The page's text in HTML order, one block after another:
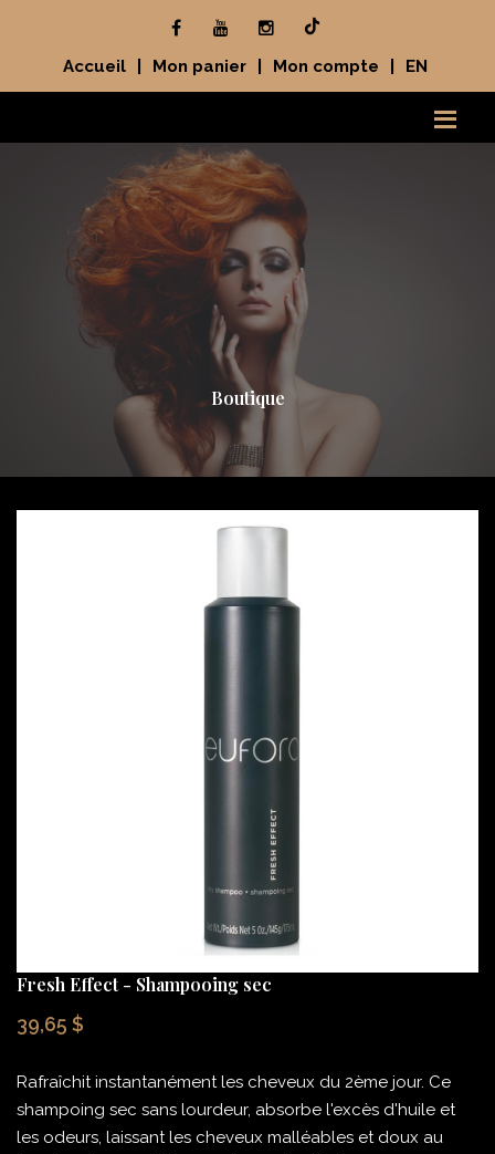
Accueil Mon panier Mon compte EN
Boutique
Fresh Effect - Shampooing sec
39,65 $
Rafraîchit instantanément les cheveux du 2ème jour. Ce
shampoing sec sans lourdeur, absorbe l'excès d'huile et
les odeurs, laissant les cheveux malléables et doux au